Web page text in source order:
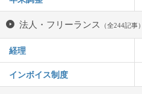
法人・フリーランス （全244記事）
経理
インボイス制度